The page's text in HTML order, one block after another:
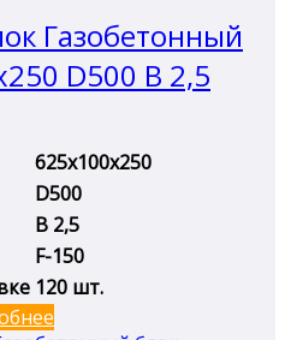
Газобетонный
D500 B 2,5
625х100х250
D500
B 2,5
F-150
120 шт.